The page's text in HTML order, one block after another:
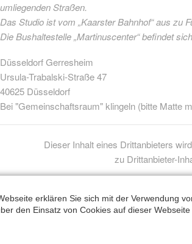
umliegenden Straßen.
Das Studio ist vom „Kaarster Bahnhof“ aus zu
Die Bushaltestelle „Martinuscenter“ befindet
Düsseldorf Gerresheim
Ursula-Trabalski-Straße 47
40625 Düsseldorf
Bei "Gemeinschaftsraum" klingeln (bitte Matte
Dieser Inhalt eines Drittanbieters
zu Drittanbieter-
erklären Sie sich mit der Verwendung
den Einsatz von Cookies auf dieser